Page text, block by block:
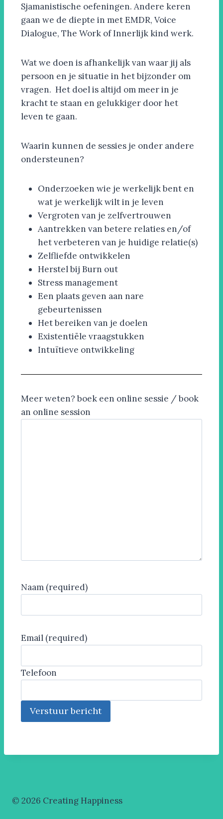
Sjamanistische oefeningen. Andere keren
gaan we de diepte in met EMDR, Voice
Dialogue, The Work of Innerlijk kind werk.
Wat we doen is afhankelijk van waar jij als
persoon en je situatie in het bijzonder om
vragen. Het doel is altijd om meer in je
kracht te staan en gelukkiger door het
leven te gaan.
Waarin kunnen de sessies je onder andere
ondersteunen?
Onderzoeken wie je werkelijk bent en
wat je werkelijk wilt in je leven
Vergroten van je zelfvertrouwen
Aantrekken van betere relaties en/of
het verbeteren van je huidige relatie(s)
Zelfliefde ontwikkelen
Herstel bij Burn out
Stress management
Een plaats geven aan nare
gebeurtenissen
Het bereiken van je doelen
Existentiële vraagstukken
Intuïtieve ontwikkeling
Meer weten? boek een online sessie / book
an online session
Naam (required)
Email (required)
Telefoon
© 2026 Creating Happiness